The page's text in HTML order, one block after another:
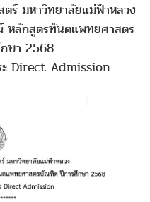
ร์ มหาวิทยาลัยแม่ฟ้าหลวง
หลักสูตรทันตแพทยศาสตร
ษา 2568
ะ Direct Admission